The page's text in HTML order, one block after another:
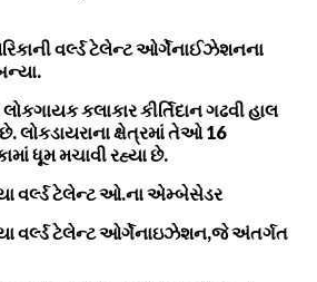
વર્લ્ડ ટેલેન્ટ ઓર્ગેનાઈઝેશનના
કલાકાર કીર્તિદાન ગઢવી હાલ
લોકડાયરાના ક્ષેત્રમાં તેઓ 16
ધૂમ મચાવી રહ્યા છે.
વર્લ્ડ ટેલેન્ટ ઓ.ના એમ્બેસેડર
વર્લ્ડ ટેલેન્ટ ઓર્ગેનાઇઝેશન,જે અંતર્ગત